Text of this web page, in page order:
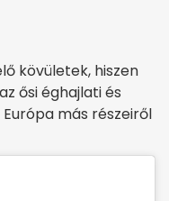
kövületek, hiszen
ősi éghajlati és
más részeiről